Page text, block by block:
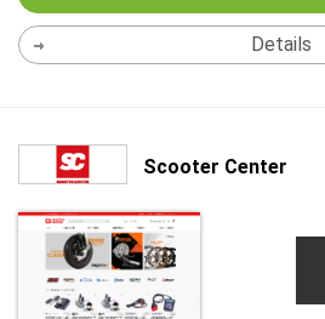
Details
Scooter Center